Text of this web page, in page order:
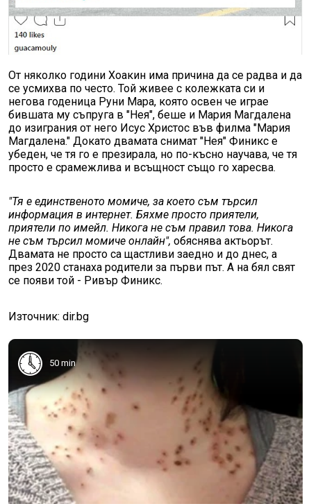
От няколко години Хоакин има причина да се радва и да
се усмихва по често. Той живее с колежката си и
негова годеница Руни Мара, която освен че играе
бившата му съпруга в "Нея", беше и Мария Магдалена
до изиграния от него Исус Христос във филма "Мария
Магдалена." Докато двамата снимат "Нея" Финикс е
убеден, че тя го е презирала, но по-късно научава, че тя
просто е срамежлива и всъщност също го харесва.
"Тя е единственото момиче, за което съм търсил
информация в интернет. Бяхме просто приятели,
приятели по имейл. Никога не съм правил това. Никога
не съм търсил момиче онлайн", обяснява актьорът.
Двамата не просто са щастливи заедно и до днес, а
през 2020 станаха родители за първи път. А на бял свят
се появи той - Ривър Финикс.
Източник: dir.bg
50 min